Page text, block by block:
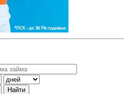
Найти